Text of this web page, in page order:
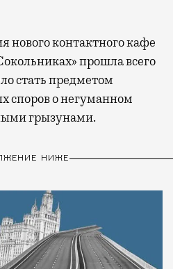
прошла всего
стать предметом
споров о негуманном
грызунами.
НИЖЕ